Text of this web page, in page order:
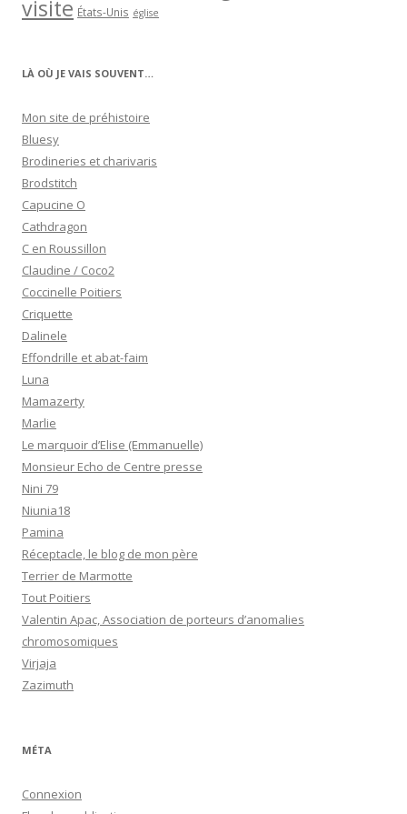
visite États-Unis église
LÀ OÙ JE VAIS SOUVENT…
Mon site de préhistoire
Bluesy
Brodineries et charivaris
Brodstitch
Capucine O
Cathdragon
C en Roussillon
Claudine / Coco2
Coccinelle Poitiers
Criquette
Dalinele
Effondrille et abat-faim
Luna
Mamazerty
Marlie
Le marquoir d’Elise (Emmanuelle)
Monsieur Echo de Centre presse
Nini 79
Niunia18
Pamina
Réceptacle, le blog de mon père
Terrier de Marmotte
Tout Poitiers
Valentin Apac, Association de porteurs d’anomalies
chromosomiques
Virjaja
Zazimuth
MÉTA
Connexion